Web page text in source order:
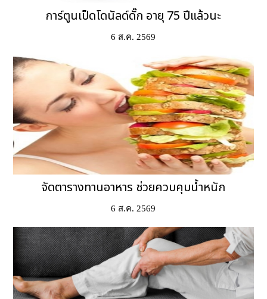
การ์ตูนเป็ดโดนัลด์ดั๊ก อายุ 75 ปีแล้วนะ
6 ส.ค. 2569
จัดตารางทานอาหาร ช่วยควบคุมน้ำหนัก
6 ส.ค. 2569